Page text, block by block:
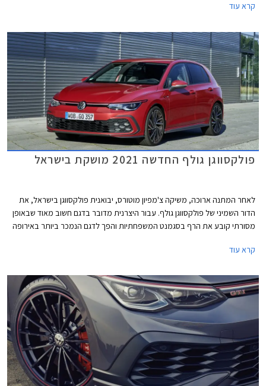
קרא עוד
פולקסווגן גולף החדשה 2021 מושקת בישראל
לאחר המתנה ארוכה, משיקה צ'מפיון מוטורס, יבואנית פולקסווגן בישראל, את
הדור השמיני של פולקסווגן גולף. עבור היצרנית מדובר בדגם חשוב מאוד שבאופן
מסורתי קובע את הרף בסגמנט המשפחתיות והפך לדגם הנמכר ביותר באירופה
פולקסווגן שומר על אותו מתכון מוצלח אך מותאם לזמננו וכולל תא נוסעים חדשני
ומערכות בטיחות אקטיביות מתקדמות המאפשרות נהיגה חצי-אוטונומית.
קרא עוד